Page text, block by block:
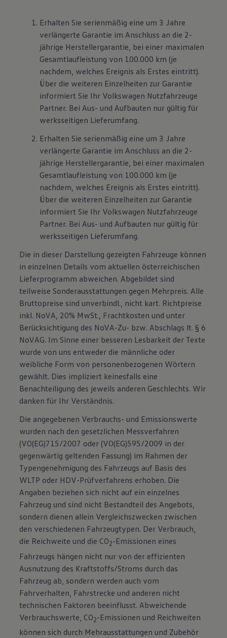
Erhalten Sie serienmäßig eine um 3 Jahre
verlängerte Garantie im Anschluss an die 2-
jährige Herstellergarantie, bei einer maximalen
Gesamtlaufleistung von 100.000 km (je
nachdem, welches Ereignis als Erstes eintritt).
Über die weiteren Einzelheiten zur Garantie
informiert Sie Ihr Volkswagen Nutzfahrzeuge
Partner. Bei Aus- und Aufbauten nur gültig für
werksseitigen Lieferumfang.
Erhalten Sie serienmäßig eine um 3 Jahre
verlängerte Garantie im Anschluss an die 2-
jährige Herstellergarantie, bei einer maximalen
Gesamtlaufleistung von 100.000 km (je
nachdem, welches Ereignis als Erstes eintritt).
Über die weiteren Einzelheiten zur Garantie
informiert Sie Ihr Volkswagen Nutzfahrzeuge
Partner. Bei Aus- und Aufbauten nur gültig für
werksseitigen Lieferumfang.
Die in dieser Darstellung gezeigten Fahrzeuge können
in einzelnen Details vom aktuellen österreichischen
Lieferprogramm abweichen. Abgebildet sind
teilweise Sonderausstattungen gegen Mehrpreis. Alle
Bruttopreise sind unverbindl., nicht kart. Richtpreise
inkl. NoVA, 20% MwSt., Frachtkosten und unter
Berücksichtigung des NoVA-Zu- bzw. Abschlags lt. § 6
NoVAG. Im Sinne einer besseren Lesbarkeit der Texte
wurde von uns entweder die männliche oder
weibliche Form von personenbezogenen Wörtern
gewählt. Dies impliziert keinesfalls eine
Benachteiligung des jeweils anderen Geschlechts. Wir
danken für Ihr Verständnis.
Die angegebenen Verbrauchs- und Emissionswerte
wurden nach den gesetzlichen Messverfahren
(VO(EG)715/2007 oder (VO(EG)595/2009 in der
gegenwärtig geltenden Fassung) im Rahmen der
Typengenehmigung des Fahrzeugs auf Basis des
WLTP oder HDV-Prüfverfahrens erhoben. Die
Angaben beziehen sich nicht auf ein einzelnes
Fahrzeug und sind nicht Bestandteil des Angebots,
sondern dienen allein Vergleichszwecken zwischen
den verschiedenen Fahrzeugtypen. Der Verbrauch,
die Reichweite und die CO2-Emissionen eines
Fahrzeugs hängen nicht nur von der effizienten
Ausnutzung des Kraftstoffs/Stroms durch das
Fahrzeug ab, sondern werden auch vom
Fahrverhalten, Fahrstrecke und anderen nicht
technischen Faktoren beeinflusst. Abweichende
Verbrauchswerte, CO2-Emissionen und Reichweiten
können sich durch Mehrausstattungen und Zubehör